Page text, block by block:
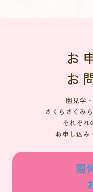
お
お
園見学
さくらさくみ
それぞれ
お申し込み
園